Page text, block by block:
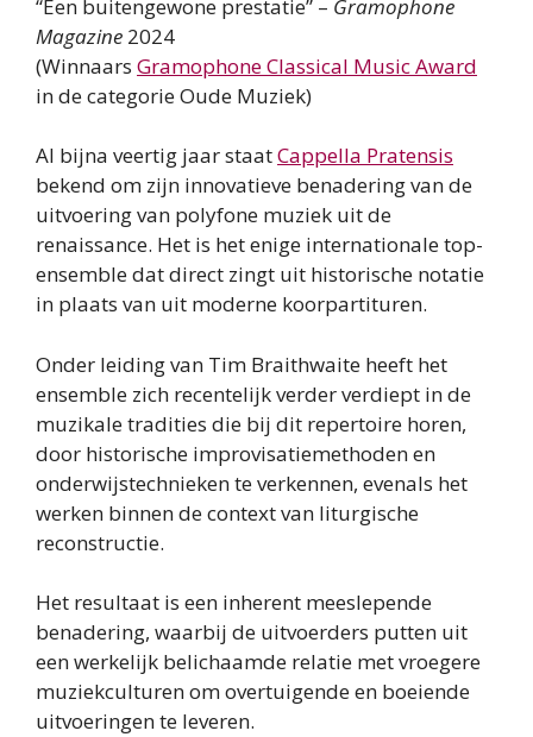
“Een buitengewone prestatie” – Gramophone
Magazine 2024
(Winnaars Gramophone Classical Music Award
in de categorie Oude Muziek)
Al bijna veertig jaar staatCappella Pratensis
bekend om zijn innovatieve benadering van de
uitvoering van polyfone muziek uit de
renaissance. Het is het enige internationale top-
ensemble dat direct zingt uit historische notatie
in plaats van uit moderne koorpartituren.
Onder leiding van Tim Braithwaite heeft het
ensemble zich recentelijk verder verdiept in de
muzikale tradities die bij dit repertoire horen,
door historische improvisatiemethoden en
onderwijstechnieken te verkennen, evenals het
werken binnen de context van liturgische
reconstructie.
Het resultaat is een inherent meeslepende
benadering, waarbij de uitvoerders putten uit
een werkelijk belichaamde relatie met vroegere
muziekculturen om overtuigende en boeiende
uitvoeringen te leveren.